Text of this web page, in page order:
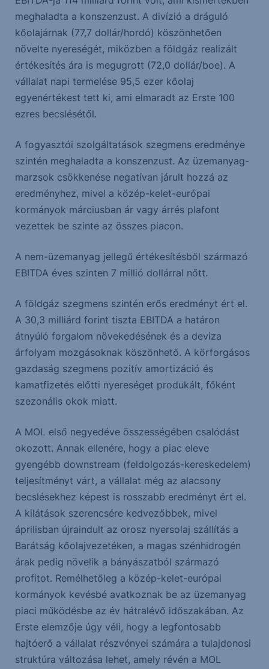
meghaladta a konszenzust. A divízió a dráguló
kőolajárnak (77,7 dollár/hordó) köszönhetően
növelte nyereségét, miközben a földgáz realizált
értékesítés ára is megugrott (72,0 dollár/boe). A
vállalat napi termelése 95,5 ezer kőolaj
egyenértékest tett ki, ami elmaradt az Erste 100
ezres becslésétől.
A fogyasztói szolgáltatások szegmens eredménye
szintén meghaladta a konszenzust. Az üzemanyag-
marzsok csökkenése negatívan járult hozzá az
eredményhez, mivel a közép-kelet-európai
kormányok márciusban ár vagy árrés plafont
vezettek be szinte az összes piacon.
A nem-üzemanyag jellegű értékesítésből származó
EBITDA éves szinten 7 millió dollárral nőtt.
A földgáz szegmens szintén erős eredményt ért el.
A 30,3 milliárd forint tiszta EBITDA a határon
átnyúló forgalom növekedésének és a deviza
árfolyam mozgásoknak köszönhető. A körforgásos
gazdaság szegmens pozitív amortizáció és
kamatfizetés előtti nyereséget produkált, főként
szezonális okok miatt.
A MOL első negyedéve összességében csalódást
okozott. Annak ellenére, hogy a piac eleve
gyengébb downstream (feldolgozás-kereskedelem)
teljesítményt várt, a vállalat még az alacsony
becslésekhez képest is rosszabb eredményt ért el.
A kilátások szerencsére kedvezőbbek, mivel
áprilisban újraindult az orosz nyersolaj szállítás a
Barátság kőolajvezetéken, a magas szénhidrogén
árak pedig növelik a bányászatból származó
profitot. Remélhetőleg a közép-kelet-európai
kormányok kevésbé avatkoznak be az üzemanyag
piaci működésbe az év hátralévő időszakában. Az
Erste elemzője úgy véli, hogy a legfontosabb
hajtóerő a vállalat részvényei számára a tulajdonosi
struktúra változása lehet, amely révén a MOL